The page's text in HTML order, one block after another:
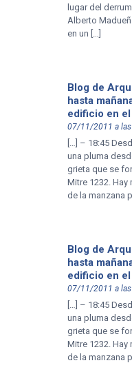
lugar del
Alberto
en un […]
Blog de
hasta
edificio en
07/11/2011 a las
[…] – 18:45
una pluma
grieta que se
Mitre 1232.
de la manzana
Blog de
hasta
edificio en
07/11/2011 a las
[…] – 18:45
una pluma
grieta que se
Mitre 1232.
de la manzana